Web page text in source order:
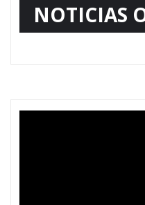
NOTICIAS